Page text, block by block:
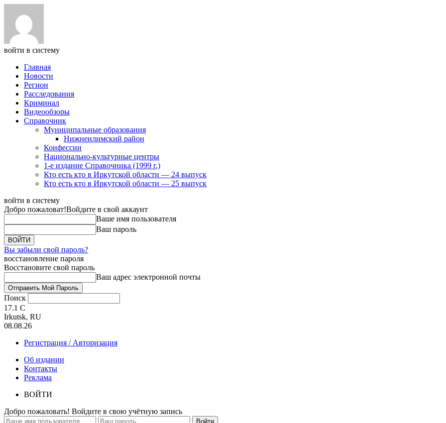
войти в систему
Главная
Новости
Регион
Расследования
Криминал
Видеообзоры
Справочник
Муниципальные образования
Нижнеилимский район
Конфессии
Национально-культурные центры
1-е издание Справочника (1999 г.)
Кто есть кто в Иркутской области — 24 выпуск
Кто есть кто в Иркутской области — 25 выпуск
войти в систему
Добро пожаловат!Войдите в свой аккаунт
Ваше имя пользователя
Ваш пароль
Вы забыли свой пароль?
восстановление пароля
Восстановите свой пароль
Ваш адрес электронной почты
Поиск
17.1 C
Irkutsk, RU
08.08.26
Регистрация / Авторизация
Об издании
Контакты
Реклама
ВОЙТИ
Добро пожаловать! Войдите в свою учётную запись